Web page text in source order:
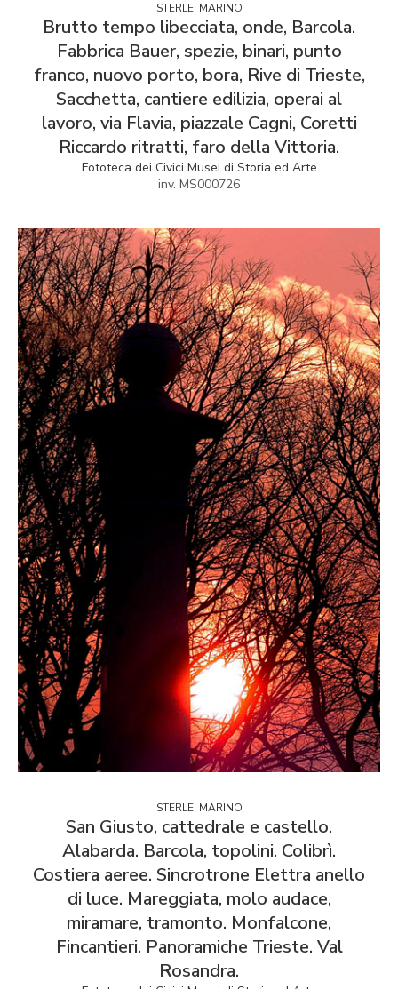
STERLE, MARINO
Brutto tempo libecciata, onde, Barcola.
Fabbrica Bauer, spezie, binari, punto
franco, nuovo porto, bora, Rive di Trieste,
Sacchetta, cantiere edilizia, operai al
lavoro, via Flavia, piazzale Cagni, Coretti
Riccardo ritratti, faro della Vittoria.
Fototeca dei Civici Musei di Storia ed Arte
inv. MS000726
STERLE, MARINO
San Giusto, cattedrale e castello.
Alabarda. Barcola, topolini. Colibrì.
Costiera aeree. Sincrotrone Elettra anello
di luce. Mareggiata, molo audace,
miramare, tramonto. Monfalcone,
Fincantieri. Panoramiche Trieste. Val
Rosandra.